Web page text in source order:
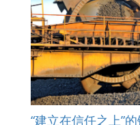
“建立在信任之上”